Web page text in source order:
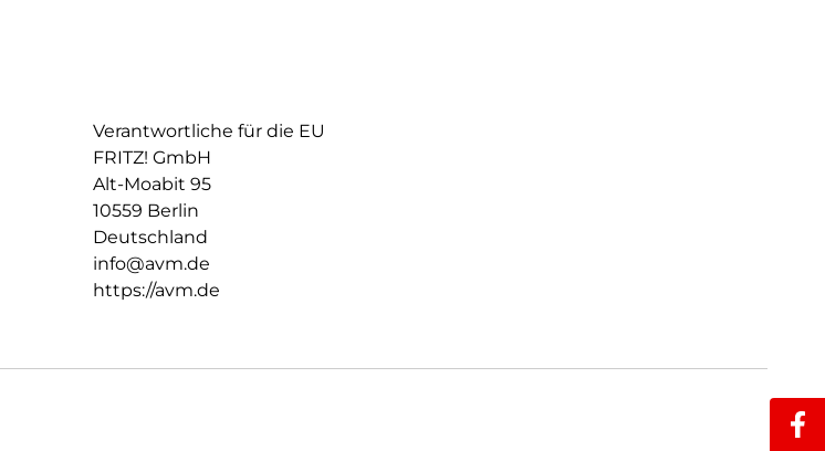
Verantwortliche für die EU
FRITZ! GmbH
Alt-Moabit 95
10559 Berlin
Deutschland
info@avm.de
https://avm.de